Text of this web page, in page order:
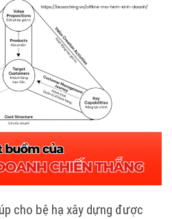
cho bệ hạ xây dựng được